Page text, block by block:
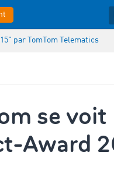
par TomTom Telematics
se voit
Award